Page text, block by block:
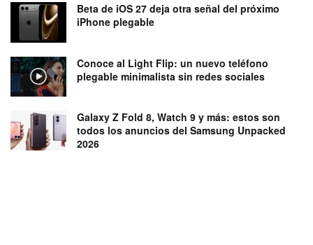
Beta de iOS 27 deja otra señal del próximo
iPhone plegable
Conoce al Light Flip: un nuevo teléfono
plegable minimalista sin redes sociales
Galaxy Z Fold 8, Watch 9 y más: estos son
todos los anuncios del Samsung Unpacked
2026